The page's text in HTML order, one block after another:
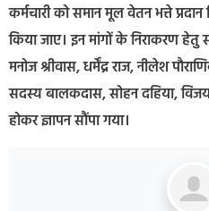
कर्मचारी को समान मूल वेतन भत्ते
किया जाए। इन मांगों के निराकरण
मनोज श्रीवास, धर्मेंद्र राज, नीलेश
सदस्य बालकदास, सोहन दहिया,
होकर ज्ञापन सौंपा गया।